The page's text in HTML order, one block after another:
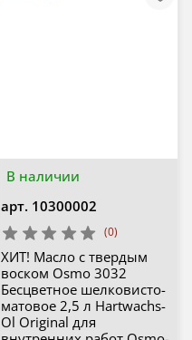
В наличии
арт. 10300002
(0)
ХИТ! Масло с твердым
воском Osmo 3032
Бесцветное шелковисто-
матовое 2,5 л Hartwachs-
Ol Original для